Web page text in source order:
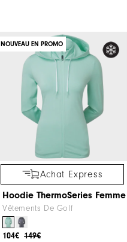
NOUVEAU EN PROMO
Achat Express
Hoodie ThermoSeries Femme
Vêtements De Golf
149€
104€